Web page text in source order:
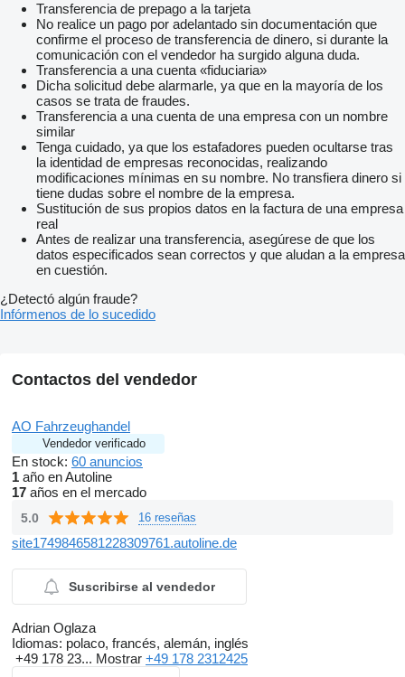
Transferencia de prepago a la tarjeta
No realice un pago por adelantado sin documentación que
confirme el proceso de transferencia de dinero, si durante la
comunicación con el vendedor ha surgido alguna duda.
Transferencia a una cuenta «fiduciaria»
Dicha solicitud debe alarmarle, ya que en la mayoría de los
casos se trata de fraudes.
Transferencia a una cuenta de una empresa con un nombre
similar
Tenga cuidado, ya que los estafadores pueden ocultarse tras
la identidad de empresas reconocidas, realizando
modificaciones mínimas en su nombre. No transfiera dinero si
tiene dudas sobre el nombre de la empresa.
Sustitución de sus propios datos en la factura de una empresa
real
Antes de realizar una transferencia, asegúrese de que los
datos especificados sean correctos y que aludan a la empresa
en cuestión.
¿Detectó algún fraude?
Infórmenos de lo sucedido
Contactos del vendedor
AO Fahrzeughandel
Vendedor verificado
En stock: 60 anuncios
1 año en Autoline
17 años en el mercado
5.0 16 reseñas
site1749846581228309761.autoline.de
Suscribirse al vendedor
Adrian Oglaza
Idiomas: polaco, francés, alemán, inglés
+49 178 23... Mostrar +49 178 2312425